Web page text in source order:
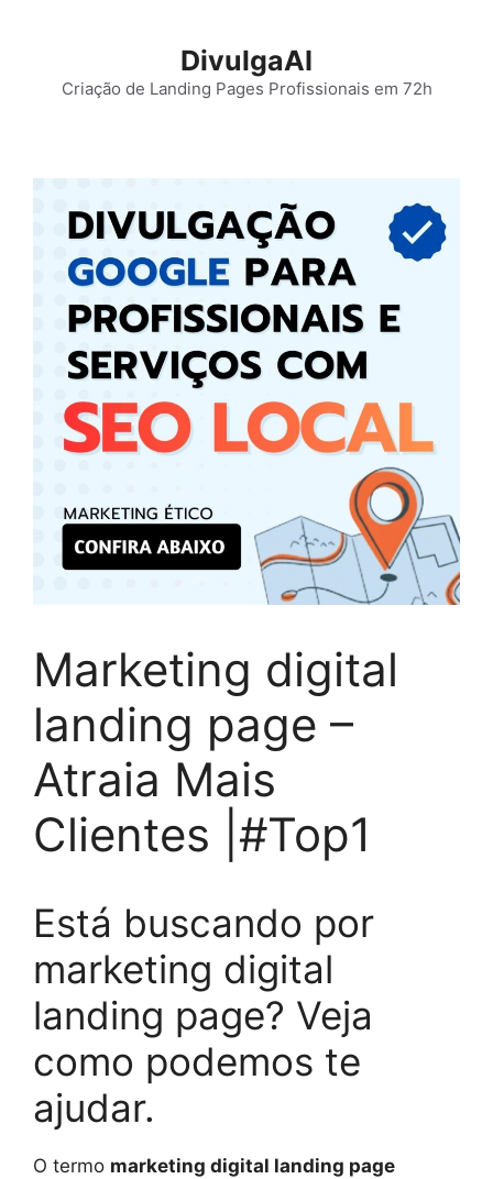
conteúdo
DivulgaAI
Criação de Landing Pages Profissionais em 72h
Marketing digital
landing page –
Atraia Mais
Clientes |#Top1
Está buscando por
marketing digital
landing page? Veja
como podemos te
ajudar.
O termo marketing digital landing page